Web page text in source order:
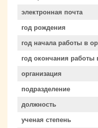
электронная почта
год рождения
год начала работы в
год окончания работы
организация
подразделение
должность
ученая степень